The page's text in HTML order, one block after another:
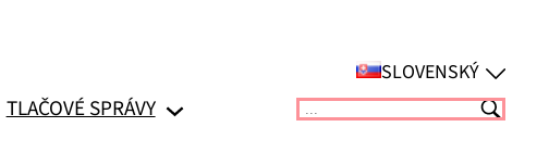
SLOVENSKÝ
TLAČOVÉ SPRÁVY Suchen